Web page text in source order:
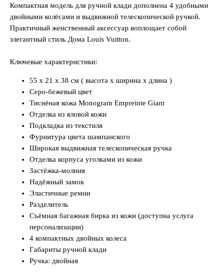
Компактная модель для ручной клади дополнена 4 удобными
двойными колёсами и выдвижной телескопической ручкой.
Практичный женственный аксессуар воплощает собой
элегантный стиль Дома Louis Vuitton.
Ключевые характеристики:
55 x 21 x 38 см ( высота x ширина x длина )
Серо-бежевый цвет
Тиснёная кожа Monogram Empreinte Giant
Отделка из яловой кожи
Подкладка из текстиля
Фурнитура цвета шампанского
Широкая выдвижная телескопическая ручка
Отделка корпуса уголками из кожи
Застёжка-молния
Надёжный замок
Эластичные ремни
Разделитель
Съёмная багажная бирка из кожи (доступна услуга
персонализации)
4 компактных двойных колеса
Габариты ручной клади
Ручка: двойная